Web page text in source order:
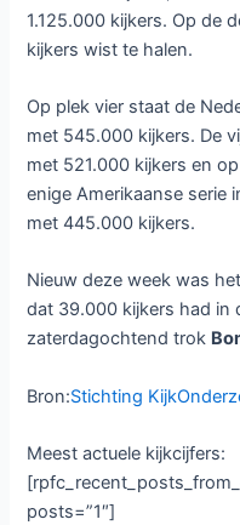
1.125.000 kijkers. Op de
kijkers wist te halen.
Op plek vier staat de
met 545.000 kijkers. De
met 521.000 kijkers en
enige Amerikaanse serie
met 445.000 kijkers.
Nieuw deze week was
dat 39.000 kijkers had in
zaterdagochtend trok
Bron:Stichting
Meest actuele kijkcijfers:
posts=”1″]